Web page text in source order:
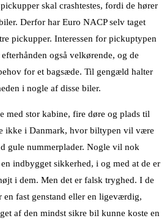
skal crashtestes, fordi de hører
Derfor har Euro NACP selv taget
pickupper. Interessen for pickuptypen
også velkørende, og de
for et bagsæde. Til gengæld halter
i nogle af disse biler.
med stor kabine, fire døre og plads til
ikke i Danmark, hvor biltypen vil være
gule nummerplader. Nogle vil nok
indbygget sikkerhed, i og med at de er
i dem. Men det er falsk tryghed. I de
fast genstand eller en ligeværdig,
af den mindst sikre bil kunne koste en